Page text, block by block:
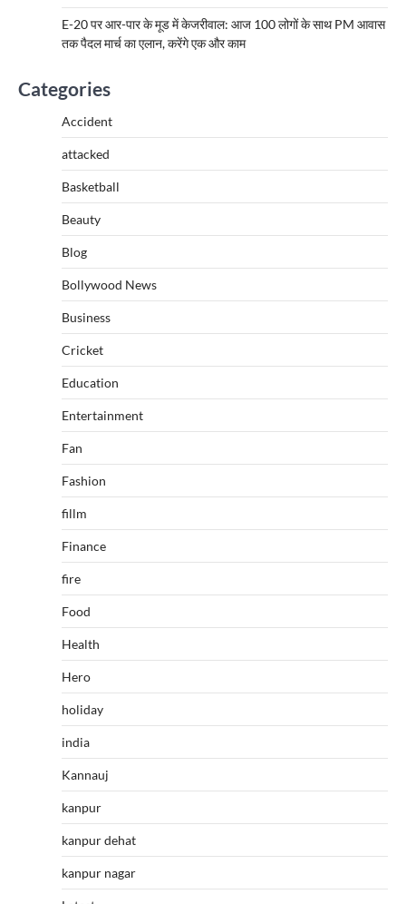
E-20 पर आर-पार के मूड में केजरीवाल: आज 100 लोगों के साथ PM आवास
तक पैदल मार्च का एलान, करेंगे एक और काम
Categories
Accident
attacked
Basketball
Beauty
Blog
Bollywood News
Business
Cricket
Education
Entertainment
Fan
Fashion
fillm
Finance
fire
Food
Health
Hero
holiday
india
Kannauj
kanpur
kanpur dehat
kanpur nagar